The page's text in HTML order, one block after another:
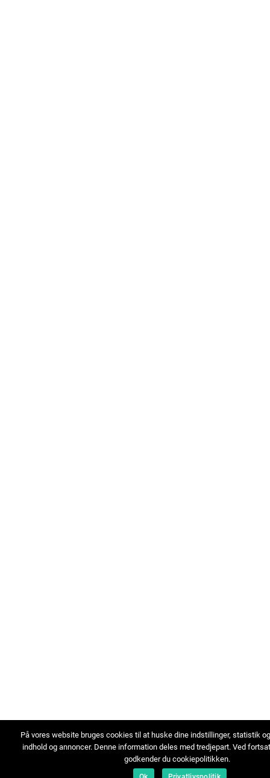
På vores website bruges cookies til at huske dine indstillinger, statistik
indhold og annoncer. Denne information deles med tredjepart. Ved
godkender du cookiepolitikken.